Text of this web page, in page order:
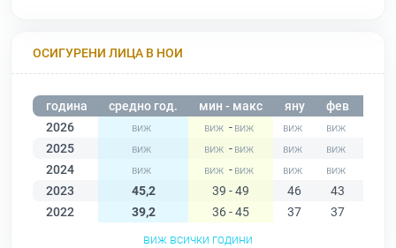
ОСИГУРЕНИ ЛИЦА В НОИ
година средно год. мин - макс яну фев
2026
-
2025
-
2024
-
2023
45,2 39 - 49 46 43
2022
39,2 36 - 45 37 37
виж всички години